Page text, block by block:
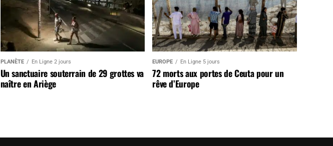
PLANÈTE En Ligne 2 jours
Un sanctuaire souterrain de 29 grottes va
naître en Ariège
EUROPE En Ligne 5 jours
72 morts aux portes de Ceuta pour un
rêve d’Europe